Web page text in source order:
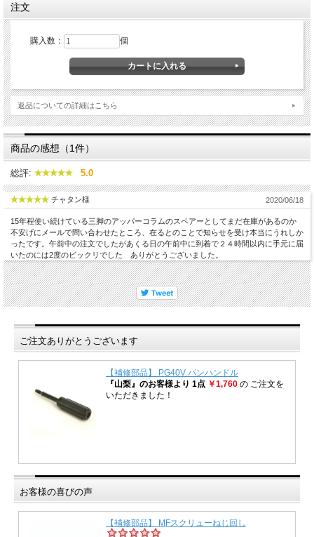
注文
購入数： 個
返品についての詳細はこちら
商品の感想（1件）
総評: 5.0
チャタン様 2020/06/18
15年程使い続けている三脚のアッパーコラムのスペアーとしてまだ在庫があるのか
不安げにメールで問い合わせたところ、在るとのことで知らせを受け本当にうれしか
ったです。午前中の注文でしたがあくる日の午前中に到着で２４時間以内に手元に届
いたのには2度のビックリでした ありがとうございました。
ご注文ありがとうございます
お客様の喜びの声